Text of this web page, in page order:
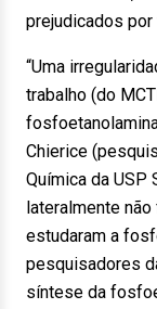
prejudicados
“Uma
trabalho (do
Chierice
Química da USP
lateralmente
estudaram a
pesquisadores
síntese da